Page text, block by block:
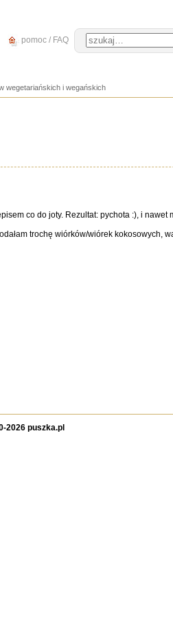
pomoc / FAQ
wegetariańskich i wegańskich
co do joty. Rezultat: pychota :), i nawet
trochę wiórków/wiórek
2026 puszka.pl